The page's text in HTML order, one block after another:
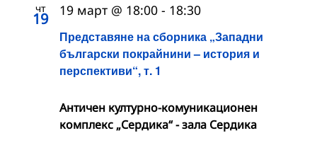
чт
19
Представяне на сборника „Западни
български покрайнини – история и
перспективи“, т. 1
19 март @ 18:00 - 18:30
Античен културно-комуникационен
комплекс „Сердика“ - зала Сердика